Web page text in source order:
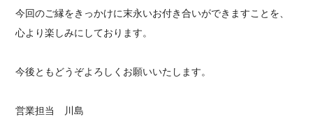
今回のご縁をきっかけに末永いお付き合いができますことを、
心より楽しみにしております。
今後ともどうぞよろしくお願いいたします。
営業担当 川島